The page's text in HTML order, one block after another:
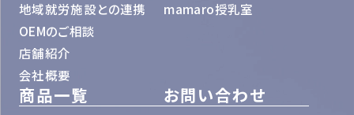
地域就労施設との連携
OEMのご相談
店舗紹介
会社概要
mamaro授乳室
商品一覧 お問い合わせ